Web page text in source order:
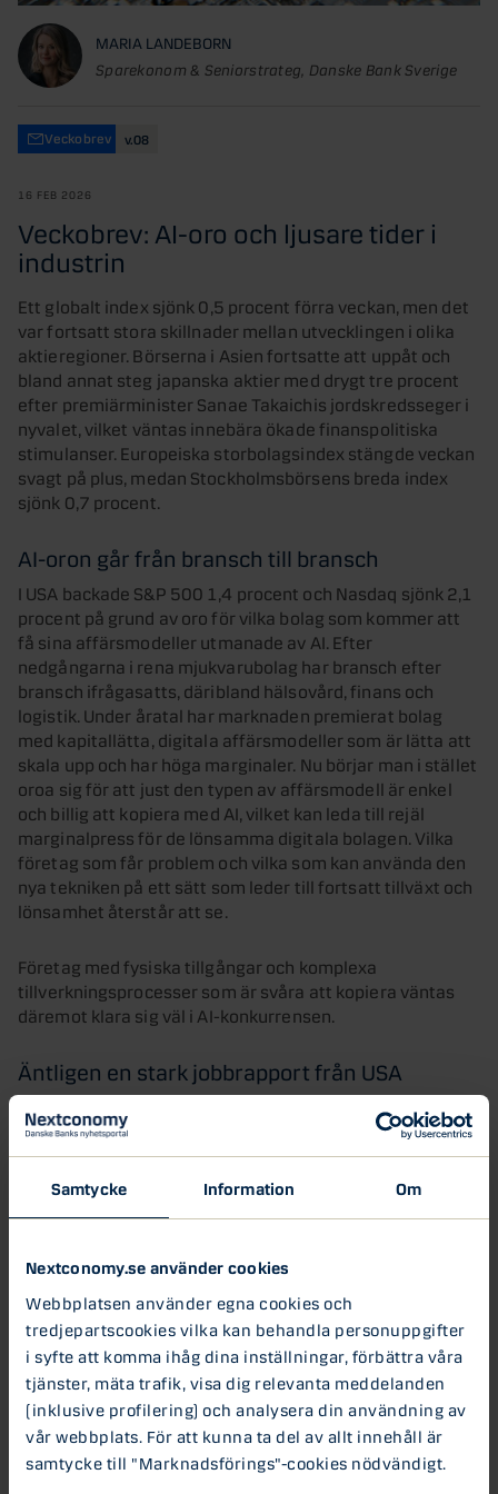
Samtycke Information Om
Nextconomy.se använder cookies
Webbplatsen använder egna cookies och
tredjepartscookies vilka kan behandla personuppgifter
i syfte att komma ihåg dina inställningar, förbättra våra
tjänster, mäta trafik, visa dig relevanta meddelanden
(inklusive profilering) och analysera din användning av
vår webbplats. För att kunna ta del av allt innehåll är
samtycke till "Marknadsförings"-cookies nödvändigt.
MARIA LANDEBORN
Sparekonom & Seniorstrateg, Danske Bank Sverige
Veckobrev v.08
16 FEB 2026
Veckobrev: AI-oro och ljusare tider i
industrin
Ett globalt index sjönk 0,5 procent förra veckan, men det
var fortsatt stora skillnader mellan utvecklingen i olika
aktieregioner. Börserna i Asien fortsatte att uppåt och
bland annat steg japanska aktier med drygt tre procent
efter premiärminister Sanae Takaichis jordskredsseger i
nyvalet, vilket väntas innebära ökade finanspolitiska
stimulanser. Europeiska storbolagsindex stängde veckan
svagt på plus, medan Stockholmsbörsens breda index
sjönk 0,7 procent.
AI-oron går från bransch till bransch
I USA backade S&P 500 1,4 procent och Nasdaq sjönk 2,1
procent på grund av oro för vilka bolag som kommer att
få sina affärsmodeller utmanade av AI. Efter
nedgångarna i rena mjukvarubolag har bransch efter
bransch ifrågasatts, däribland hälsovård, finans och
logistik. Under åratal har marknaden premierat bolag
med kapitallätta, digitala affärsmodeller som är lätta att
skala upp och har höga marginaler. Nu börjar man i stället
oroa sig för att just den typen av affärsmodell är enkel
och billig att kopiera med AI, vilket kan leda till rejäl
marginalpress för de lönsamma digitala bolagen. Vilka
företag som får problem och vilka som kan använda den
nya tekniken på ett sätt som leder till fortsatt tillväxt och
lönsamhet återstår att se.
Företag med fysiska tillgångar och komplexa
tillverkningsprocesser som är svåra att kopiera väntas
däremot klara sig väl i AI-konkurrensen.
Äntligen en stark jobbrapport från USA
Makrodata har länge gett en mixad bild av läget på den
amerikanska arbetsmarknaden, men förra veckan fick vi
en betydligt bättre jobbrapport för januari än väntat.
Arbetslösheten sjönk och sysselsättningen ökade med
130 000 jobb, nästan dubbelt så mycket som väntat.
ökade, vilket är positivt för konsumtionen.
Trots oron kring AI och den ständiga strömmen av
geopolitiska nyheter så är världsekonomin stabil, och
makrodata har överraskat rejält på uppsidan av
förväntningarna den senaste tiden i både Europa och
USA. Dessutom syns allt fler tecken på att
industrikonjunkturen äntligen stärks, exempelvis i
inköpschefsindex för industrin, tyska industriorder och